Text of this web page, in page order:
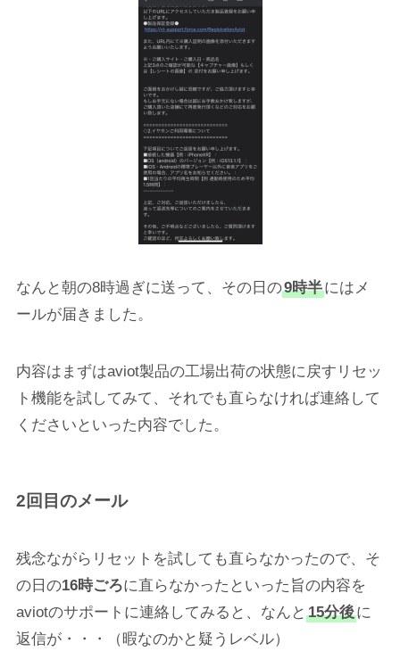
なんと朝の8時過ぎに送って、その日の9時半にはメ
ールが届きました。
内容はまずはaviot製品の工場出荷の状態に戻すリセッ
ト機能を試してみて、それでも直らなければ連絡して
くださいといった内容でした。
2回目のメール
残念ながらリセットを試しても直らなかったので、そ
の日の16時ごろに直らなかったといった旨の内容を
aviotのサポートに連絡してみると、なんと 15分後に
返信が・・・（暇なのかと疑うレベル）